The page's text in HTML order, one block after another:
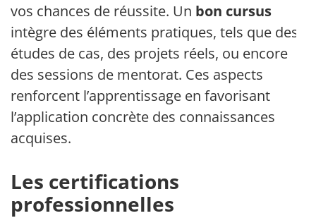
vos chances de réussite. Un bon cursus
intègre des éléments pratiques, tels que des
études de cas, des projets réels, ou encore
des sessions de mentorat. Ces aspects
renforcent l’apprentissage en favorisant
l’application concrète des connaissances
acquises.
Les certifications
professionnelles